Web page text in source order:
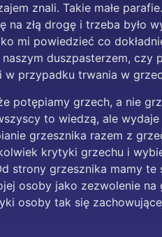
znali. Takie małe
złą drogę i trzeba było
mi powiedzieć co
duszpasterzem, czy
w przypadku trwania w
potępiamy grzech, a nie
to wiedzą, ale
grzesznika razem z
krytyki grzechu i
strony grzesznika mamy
osoby jako zezwolenie
osoby tak się